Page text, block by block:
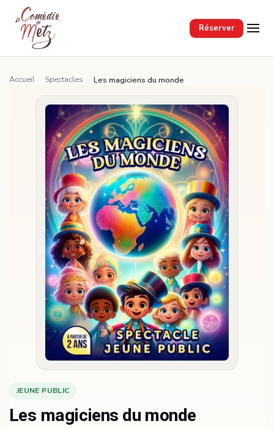
Réserver
Passer au contenu principal
Accueil Spectacles Les magiciens du monde
JEUNE PUBLIC
Les magiciens du monde